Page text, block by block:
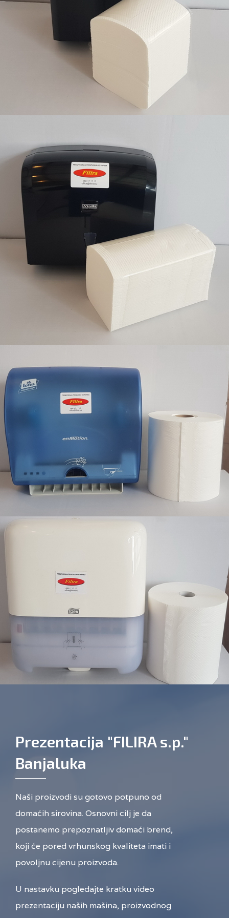
Filira proizvodi sa odgovarajućim dispanzerima
Filira proizvodi sa odgovarajućim dispanzerima
Filira proizvodi sa odgovarajućim dispanzerima
Filira proizvodi sa odgovarajućim dispanzerima
Prezentacija "FILIRA s.p."
Banjaluka
Naši proizvodi su gotovo potpuno od
domaćih sirovina. Osnovni cilj je da
postanemo prepoznatljiv domaći brend,
koji će pored vrhunskog kvaliteta imati i
povoljnu cijenu proizvoda.
U nastavku pogledajte kratku video
prezentaciju naših mašina, proizvodnog